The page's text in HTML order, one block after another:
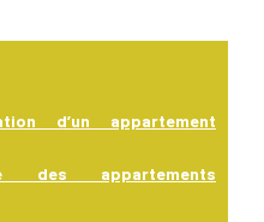
d’un appartement
des appartements